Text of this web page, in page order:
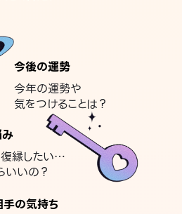
今後の運勢
今年の運勢や
気をつけることは？
縁したい…
いいの？
手の気持ち